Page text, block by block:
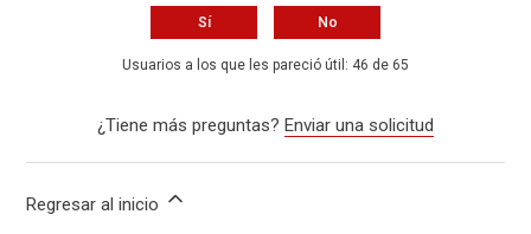
Sí No
Usuarios a los que les pareció útil: 46 de 65
¿Tiene más preguntas? Enviar una solicitud
Regresar al inicio